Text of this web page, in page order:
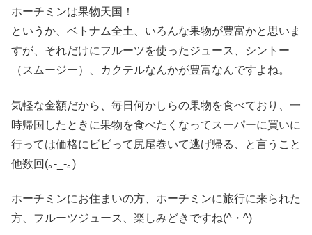
ホーチミンは果物天国！
というか、ベトナム全土、いろんな果物が豊富かと思いま
すが、それだけにフルーツを使ったジュース、シントー
（スムージー）、カクテルなんかが豊富なんですよね。
気軽な金額だから、毎日何かしらの果物を食べており、一
時帰国したときに果物を食べたくなってスーパーに買いに
行っては価格にビビって尻尾巻いて逃げ帰る、と言うこと
他数回(｡-_-｡)
ホーチミンにお住まいの方、ホーチミンに旅行に来られた
方、フルーツジュース、楽しみどきですね(^・^)